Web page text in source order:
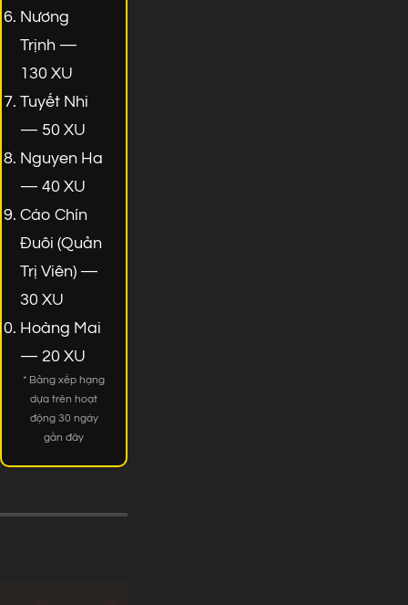
Nương
Trịnh —
130 XU
Tuyết Nhi
— 50 XU
Nguyen Ha
— 40 XU
Cáo Chín
Đuôi (Quản
Trị Viên) —
30 XU
Hoàng Mai
— 20 XU
* Bảng xếp hạng
dựa trên hoạt
động 30 ngày
gần đây